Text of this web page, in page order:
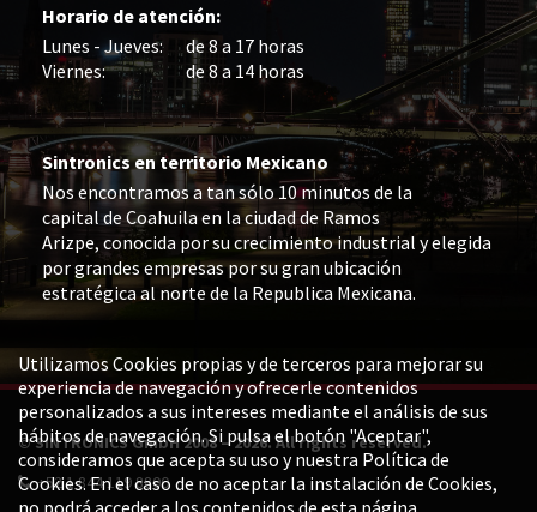
Horario de atención:
Lunes - Jueves:
de 8 a 17 horas
Viernes:
de 8 a 14 horas
Sintronics en territorio Mexicano
Nos encontramos a tan sólo 10 minutos de la
capital de Coahuila en la ciudad de Ramos
Arizpe, conocida por su crecimiento industrial y elegida
por grandes empresas por su gran ubicación
estratégica al norte de la Republica Mexicana.
© SINTRONICS GmbH 2008 – 2026. All rights reserved.
+52 1 844 119 8800
Utilizamos Cookies propias y de terceros para mejorar su
experiencia de navegación y ofrecerle contenidos
personalizados a sus intereses mediante el análisis de sus
hábitos de navegación. Si pulsa el botón "Aceptar",
consideramos que acepta su uso y nuestra Política de
Cookies. En el caso de no aceptar la instalación de Cookies,
no podrá acceder a los contenidos de esta página